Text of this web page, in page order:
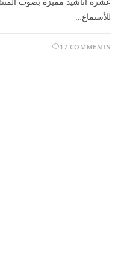
للأستماع…
17 COMMENTS